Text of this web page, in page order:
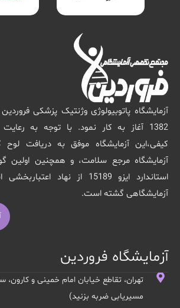
آزمایشگاه پاتوبیولوژی وژنتیک پزشکی
1382 آغاز به کار نمود. با توجه به
کیفی،این آزمایشگاه موفق به دریافت لوح
آزمایشگاه مرجع سلامت، و همچنین اولین
استاندارد ایزو 15189 از نهاد
آزمایشگاهی گشته است.
آزمایشگاه فروردین
مسیریابی ضربه بزنید)